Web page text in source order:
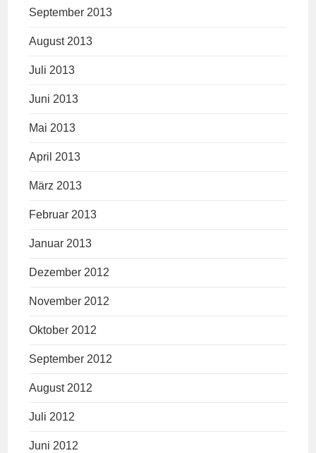
September 2013
August 2013
Juli 2013
Juni 2013
Mai 2013
April 2013
März 2013
Februar 2013
Januar 2013
Dezember 2012
November 2012
Oktober 2012
September 2012
August 2012
Juli 2012
Juni 2012